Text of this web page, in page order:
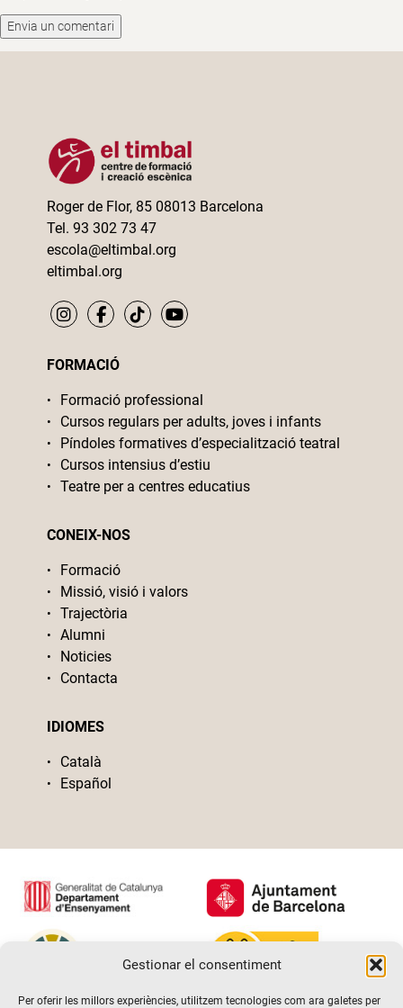
Gestionar el consentiment
Per oferir les millors experiències, utilitzem tecnologies com ara galetes per
Roger de Flor, 85 08013 Barcelona
Tel. 93 302 73 47
escola@eltimbal.org
eltimbal.org
FORMACIÓ
Formació professional
Cursos regulars per adults, joves i infants
Píndoles formatives d’especialització teatral
Cursos intensius d’estiu
Teatre per a centres educatius
CONEIX-NOS
Formació
Missió, visió i valors
Trajectòria
Alumni
Noticies
Contacta
IDIOMES
Català
Español